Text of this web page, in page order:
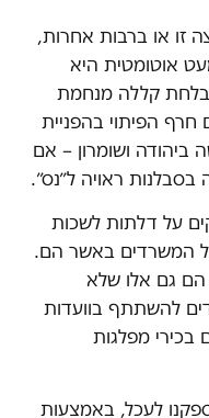
זו או ברבות אחרות,
אוטומטית היא
קללה מנחמת
חרף הפיתוי בהפניית
ביהודה ושומרון – אם
ראויה ל״נס״.
על דלתות לשכות
המשרדים באשר הם.
הם גם אלו שלא
להשתתף בוועדות
מפלגות
לעכל, באמצעות